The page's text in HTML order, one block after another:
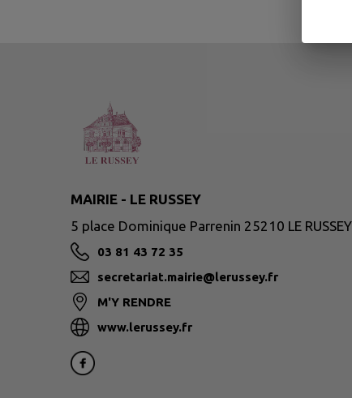
MAIRIE - LE RUSSEY
5 place Dominique Parrenin 25210 LE RUSSEY
03 81 43 72 35
secretariat.mairie@lerussey.fr
M'Y RENDRE
www.lerussey.fr